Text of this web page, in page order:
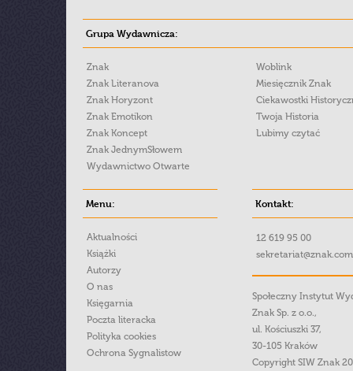
Grupa Wydawnicza:
Znak
Znak Literanova
Znak Horyzont
Znak Emotikon
Znak Koncept
Znak JednymSłowem
Wydawnictwo Otwarte
Woblink
Miesięcznik Znak
Ciekawostki
Twoja Historia
Lubimy czytać
Menu:
Aktualności
Książki
Autorzy
O nas
Księgarnia
Poczta literacka
Polityka cookies
Ochrona Sygnalistow
Kontakt:
12 619 95 00
Społeczny Instytut
Znak Sp. z o.o.,
ul. Kościuszki 37,
30-105 Kraków
Copyright SIW Znak